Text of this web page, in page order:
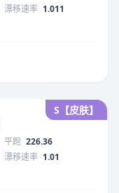
漂移速率 1.011
S【皮肤】
平跑 226.36
漂移速率 1.01